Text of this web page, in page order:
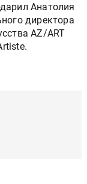
Анатолия
директора
AZ/ART